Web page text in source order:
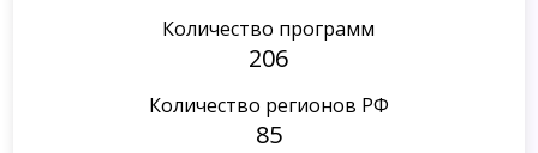
Количество программ
206
Количество регионов РФ
85